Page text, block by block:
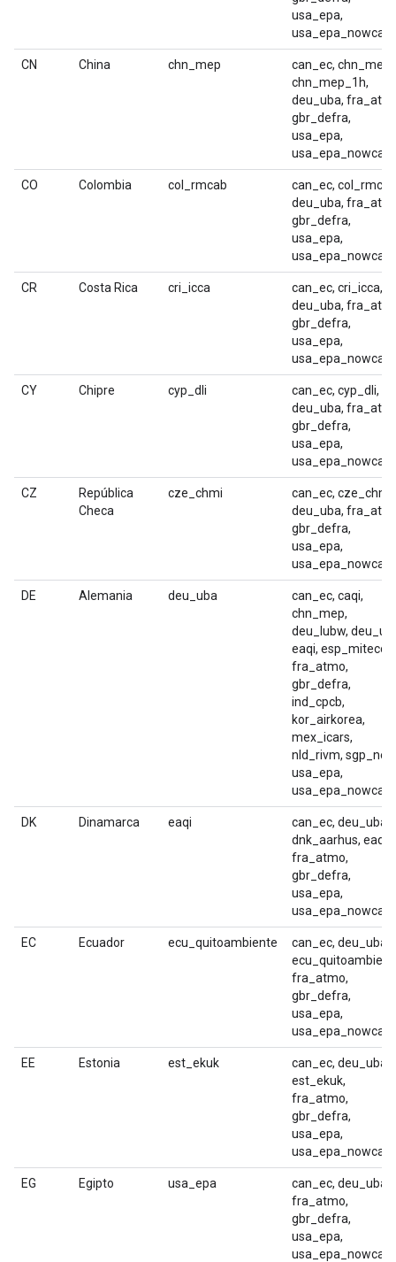
usa_epa,
usa_epa_nowcast
CN China chn_mep
can_ec, chn_mep,
chn_mep_1h,
deu_uba,
gbr_defra,
usa_epa,
usa_epa_nowcast
CO Colombia col_rmcab
can_ec,
deu_uba,
gbr_defra,
usa_epa,
usa_epa_nowcast
CR Costa Rica cri_icca
can_ec, cri_icca,
deu_uba,
gbr_defra,
usa_epa,
usa_epa_nowcast
CY Chipre cyp_dli
can_ec, cyp_dli,
deu_uba,
gbr_defra,
usa_epa,
usa_epa_nowcast
CZ
República
Checa
cze_chmi
can_ec, cze_chmi,
deu_uba,
gbr_defra,
usa_epa,
usa_epa_nowcast
DE Alemania deu_uba
can_ec, caqi,
chn_mep,
deu_lubw,
eaqi, esp_miteco,
fra_atmo,
gbr_defra,
ind_cpcb,
kor_airkorea,
mex_icars,
nld_rivm, sgp_nea,
usa_epa,
usa_epa_nowcast
DK Dinamarca eaqi
can_ec, deu_uba,
dnk_aarhus, eaqi,
fra_atmo,
gbr_defra,
usa_epa,
usa_epa_nowcast
EC Ecuador ecu_quitoambiente
can_ec, deu_uba,
fra_atmo,
gbr_defra,
usa_epa,
usa_epa_nowcast
EE Estonia est_ekuk
can_ec, deu_uba,
est_ekuk,
fra_atmo,
gbr_defra,
usa_epa,
usa_epa_nowcast
EG Egipto usa_epa
can_ec, deu_uba,
fra_atmo,
gbr_defra,
usa_epa,
usa_epa_nowcast